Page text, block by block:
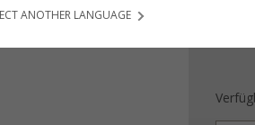
ANOTHER LANGUAGE